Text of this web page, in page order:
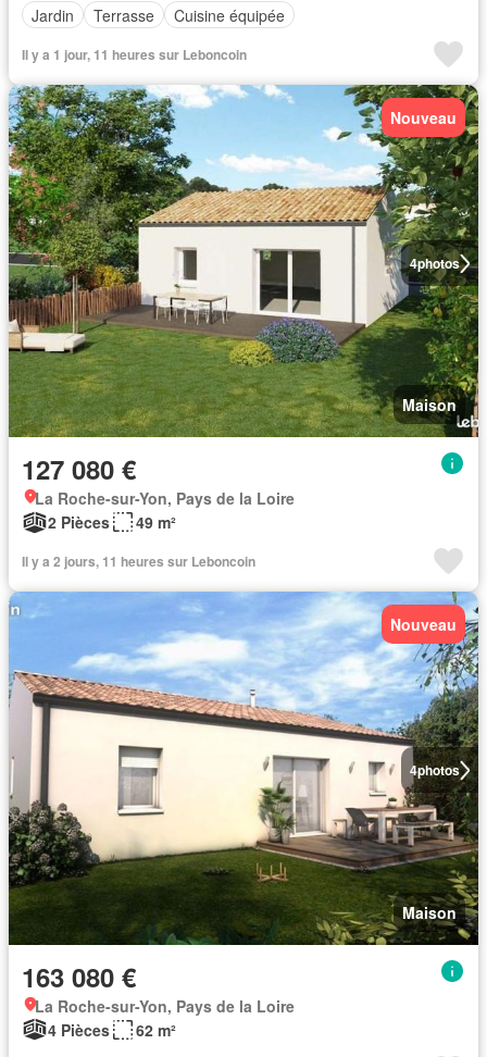
Jardin
Terrasse Cuisine équipée
Il y a 1 jour, 11 heures sur Leboncoin
4photos
Nouveau
Maison
127 080 €
La Roche-sur-Yon, Pays de la Loire
2 Pièces
49 m²
Il y a 2 jours, 11 heures sur Leboncoin
4photos
Nouveau
Maison
163 080 €
La Roche-sur-Yon, Pays de la Loire
4 Pièces
62 m²